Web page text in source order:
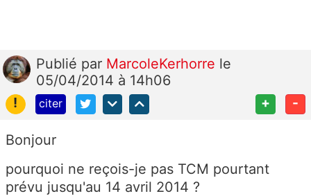
Publié par MarcoleKerhorre le
05/04/2014 à 14h06
!
citer + -
Bonjour
pourquoi ne reçois-je pas TCM pourtant
prévu jusqu'au 14 avril 2014 ?